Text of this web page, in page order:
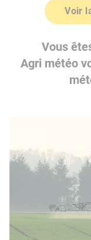
Voir
Vous
Agri météo